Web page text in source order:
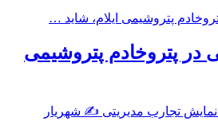
در پتروخادم پتروشیمی